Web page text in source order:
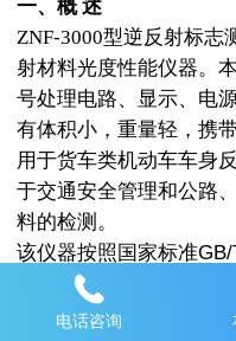
一、概 述
ZNF-3000型逆反射标志
射材料光度性能仪器。
号处理电路、显示、电
有体积小，重量轻，携
用于货车类机动车车身
于交通安全管理和公路
料的检测。
该仪器按照国家标准GB/
交通行业标准要求
和实时嵌入式操作系统
电话咨询